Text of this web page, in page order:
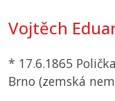
Vojtěch
* 17.6.1865
Brno (zemská